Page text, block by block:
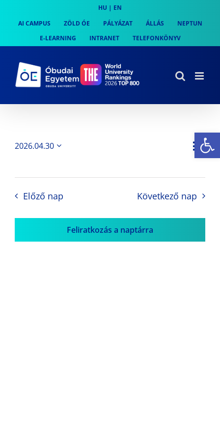
content
HU | EN
AI CAMPUS
ZÖLD ÓE PÁLYÁZAT ÁLLÁS
NEPTUN
E-LEARNING
INTRANET TELEFONKÖNYV
Nap
2026.04.30
Előző nap Következő nap
Feliratkozás a naptárra